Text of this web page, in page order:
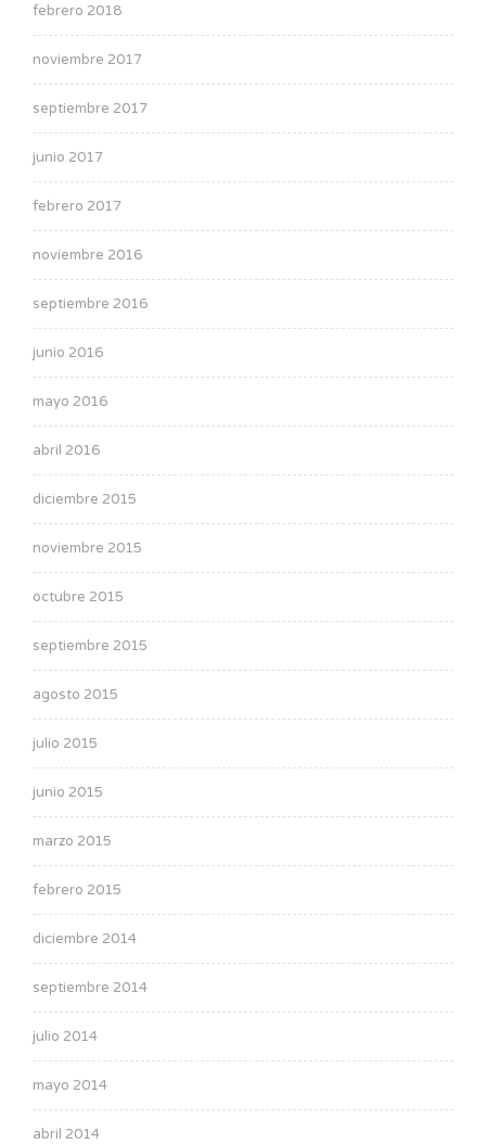
febrero 2018
noviembre 2017
septiembre 2017
junio 2017
febrero 2017
noviembre 2016
septiembre 2016
junio 2016
mayo 2016
abril 2016
diciembre 2015
noviembre 2015
octubre 2015
septiembre 2015
agosto 2015
julio 2015
junio 2015
marzo 2015
febrero 2015
diciembre 2014
septiembre 2014
julio 2014
mayo 2014
abril 2014